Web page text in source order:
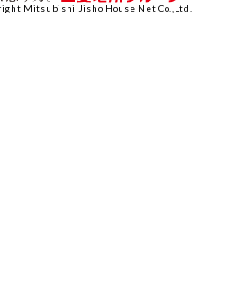
Mitsubishi Jisho House Net Co.,Ltd.